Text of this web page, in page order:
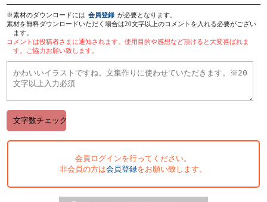
※素材のダウンロードには 会員登録 が必要となります。
素材を無料ダウンロードいただく場合は20文字以上のコメントを入れる必要がござい
ます。
コメントは投稿者さまに通知されます。使用目的や感想など頂けると大変喜ばれま
す。ご協力お願い致します。
会員ログインを行ってください。
非会員の方は会員登録をお願い致します。